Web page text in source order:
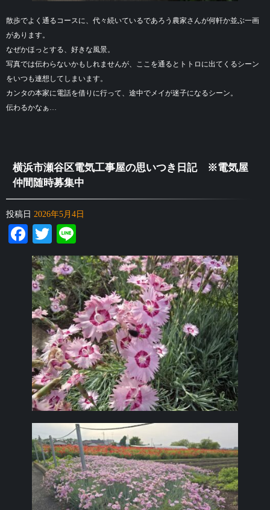
散歩でよく通るコースに、代々続いているであろう農家さんが何軒か並ぶ一画
があります。
なぜかほっとする、好きな風景。
写真では伝わらないかもしれませんが、ここを通るとトトロに出てくるシーン
をいつも連想してしまいます。
カンタの本家に電話を借りに行って、途中でメイが迷子になるシーン。
伝わるかなぁ…
横浜市瀬谷区電気工事屋の思いつき日記 ※電気屋
仲間随時募集中
投稿日 2026年5月4日
Facebook
Twitter